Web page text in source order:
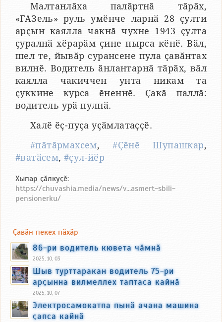
Малтанлӑха палӑртнӑ тӑрӑх,
«ГАЗель» руль умӗнче ларнӑ 28 ҫулти
арҫын каялла чакнӑ чухне 1943 ҫулта
ҫуралнӑ хӗрарӑм ҫине пырса кӗнӗ. Вӑл,
шел те, йывӑр сурансене пула ҫавӑнтах
вилнӗ. Водитель ӑнлантарнӑ тӑрӑх, вӑл
каялла чакиччен унта никам та
ҫуккине курса ӗненнӗ. Ҫакӑ паллӑ:
водитель урӑ пулнӑ.
Халӗ ӗҫ-пуҫа уҫӑмлатаҫҫӗ.
#пӑтӑрмахсем,#Ҫӗнӗ Шупашкар,
#ватӑсем,#ҫул-йӗр
Хыпар ҫӑлкуҫӗ:
https://chuvashia.media/news/v...asmert-sbili-
pensionerku/
Ҫавӑн пекех пӑхӑр
86-ри водитель кювета чӑмнӑ
2025, 10, 03
Шыв турттаракан водитель 75-ри
арҫынна вилмеллех таптаса кайнӑ
2025, 10, 07
Электросамокатпа пынӑ ачана машина
ҫапса кайнӑ